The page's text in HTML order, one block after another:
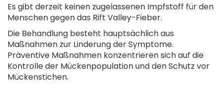
Es gibt derzeit keinen zugelassenen Impfstoff für den
Menschen gegen das Rift Valley-Fieber.
Die Behandlung besteht hauptsächlich aus
Maßnahmen zur Linderung der Symptome.
Präventive Maßnahmen konzentrieren sich auf die
Kontrolle der Mückenpopulation und den Schutz vor
Mückenstichen.